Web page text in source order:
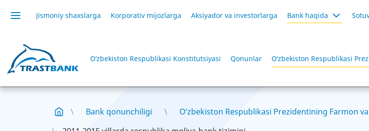
Jismoniy shaxslarga Korporativ mijozlarga Aksiyador va investorlarga Bank haqida
O’zbekiston Respublikasi Konstitutsiyasi Qonunlar O‘zbekiston Respublikasi
Bank qonunchiligi
O‘zbekiston Respublikasi Prezidentining Farmon va